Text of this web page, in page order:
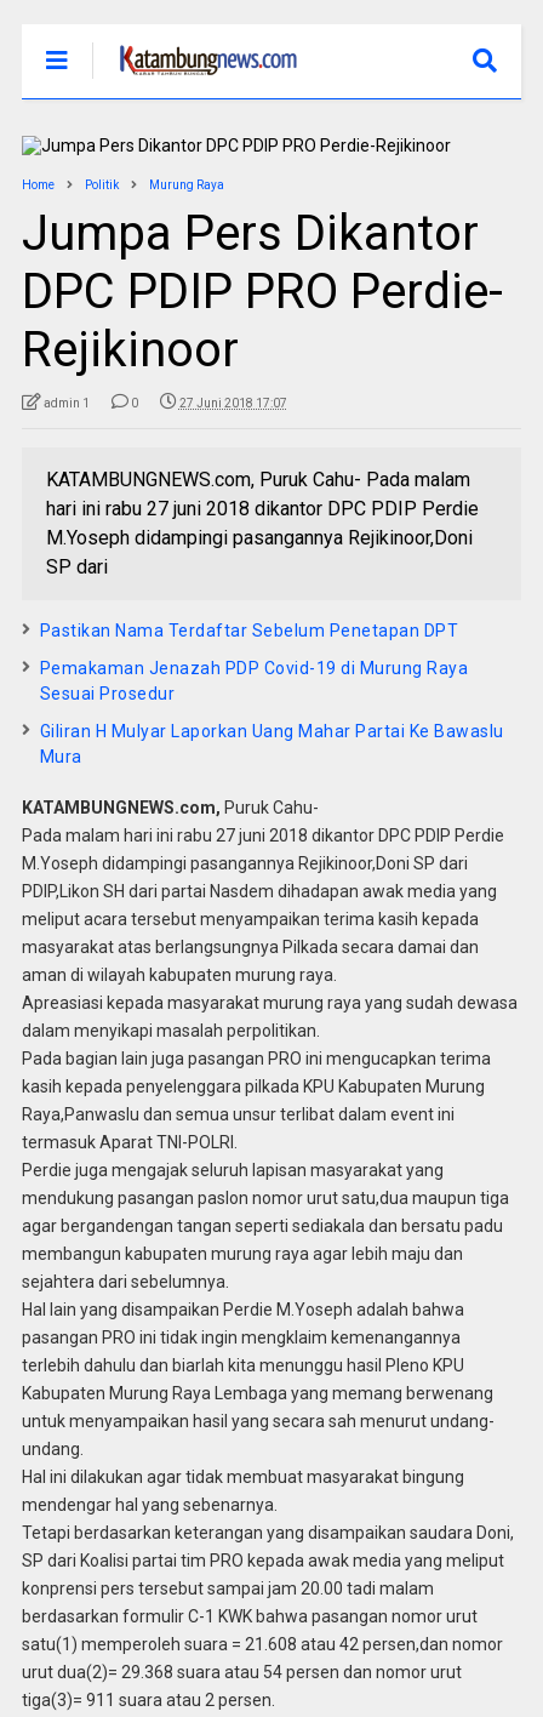
Home Politik Murung Raya
Jumpa Pers Dikantor
DPC PDIP PRO Perdie-
Rejikinoor
admin 1 0 27 Juni 2018 17:07
KATAMBUNGNEWS.com, Puruk Cahu- Pada malam
hari ini rabu 27 juni 2018 dikantor DPC PDIP Perdie
M.Yoseph didampingi pasangannya Rejikinoor,Doni
SP dari
Pastikan Nama Terdaftar Sebelum Penetapan DPT
Pemakaman Jenazah PDP Covid-19 di Murung Raya
Sesuai Prosedur
Giliran H Mulyar Laporkan Uang Mahar Partai Ke Bawaslu
Mura
KATAMBUNGNEWS.com, Puruk Cahu-
Pada malam hari ini rabu 27 juni 2018 dikantor DPC PDIP Perdie
M.Yoseph didampingi pasangannya Rejikinoor,Doni SP dari
PDIP,Likon SH dari partai Nasdem dihadapan awak media yang
meliput acara tersebut menyampaikan terima kasih kepada
masyarakat atas berlangsungnya Pilkada secara damai dan
aman di wilayah kabupaten murung raya.
Apreasiasi kepada masyarakat murung raya yang sudah dewasa
dalam menyikapi masalah perpolitikan.
Pada bagian lain juga pasangan PRO ini mengucapkan terima
kasih kepada penyelenggara pilkada KPU Kabupaten Murung
Raya,Panwaslu dan semua unsur terlibat dalam event ini
termasuk Aparat TNI-POLRI.
Perdie juga mengajak seluruh lapisan masyarakat yang
mendukung pasangan paslon nomor urut satu,dua maupun tiga
agar bergandengan tangan seperti sediakala dan bersatu padu
membangun kabupaten murung raya agar lebih maju dan
sejahtera dari sebelumnya.
Hal lain yang disampaikan Perdie M.Yoseph adalah bahwa
pasangan PRO ini tidak ingin mengklaim kemenangannya
terlebih dahulu dan biarlah kita menunggu hasil Pleno KPU
Kabupaten Murung Raya Lembaga yang memang berwenang
untuk menyampaikan hasil yang secara sah menurut undang-
undang.
Hal ini dilakukan agar tidak membuat masyarakat bingung
mendengar hal yang sebenarnya.
Tetapi berdasarkan keterangan yang disampaikan saudara Doni,
SP dari Koalisi partai tim PRO kepada awak media yang meliput
konprensi pers tersebut sampai jam 20.00 tadi malam
berdasarkan formulir C-1 KWK bahwa pasangan nomor urut
satu(1) memperoleh suara = 21.608 atau 42 persen,dan nomor
urut dua(2)= 29.368 suara atau 54 persen dan nomor urut
tiga(3)= 911 suara atau 2 persen.